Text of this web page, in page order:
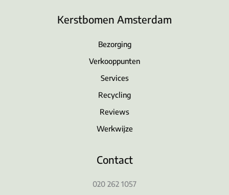
Kerstbomen Amsterdam
Bezorging
Verkooppunten
Services
Recycling
Reviews
Werkwijze
Contact
020 262 1057